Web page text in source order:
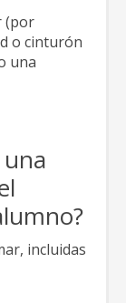
(por
o cinturón
una
incluidas